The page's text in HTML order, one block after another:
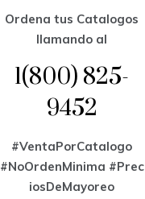
Ordena tus Catalogos
llamando al
1(800) 825-
9452
#VentaPorCatalogo
#NoOrdenMinima #Prec
iosDeMayoreo